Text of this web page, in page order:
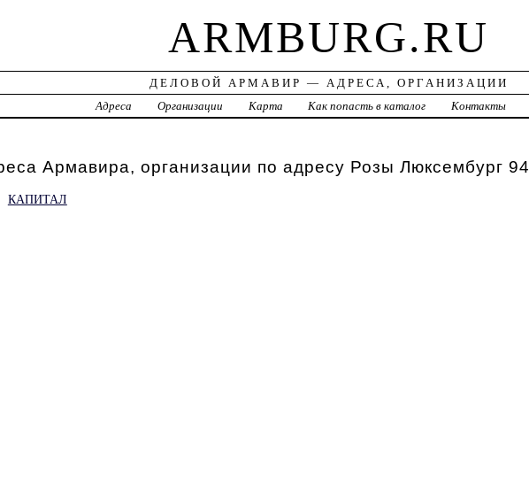
ARMBURG.RU
ДЕЛОВОЙ АРМАВИР — АДРЕСА, ОРГАНИЗАЦИИ
Адреса
Организации Карта Как попасть в каталог Контакты
Армавира, организации по адресу Розы Люксембург 94
КАПИТАЛ